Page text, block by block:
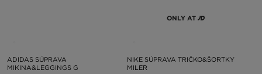
ADIDAS SÚPRAVA
MIKINA&LEGGINGS G
ONLY AT
NIKE SÚPRAVA TRIČKO&ŠORTKY
MILER